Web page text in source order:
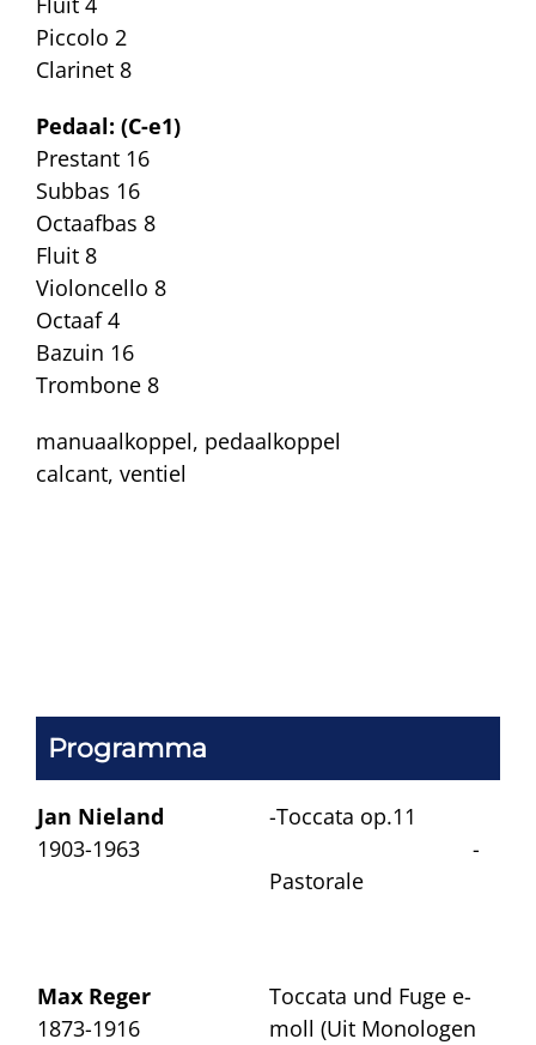
Piccolo 2
Clarinet 8
Pedaal: (C-e1)
Prestant 16
Subbas 16
Octaafbas 8
Fluit 8
Violoncello 8
Octaaf 4
Bazuin 16
Trombone 8
manuaalkoppel, pedaalkoppel
calcant, ventiel
Programma
Jan Nieland
1903-1963
-Toccata op.11
-
Pastorale
Max Reger
1873-1916
Toccata und Fuge e-
moll (Uit Monologen